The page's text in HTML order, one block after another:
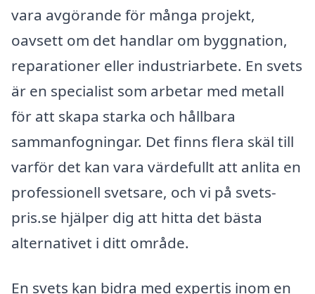
vara avgörande för många projekt,
oavsett om det handlar om byggnation,
reparationer eller industriarbete. En svets
är en specialist som arbetar med metall
för att skapa starka och hållbara
sammanfogningar. Det finns flera skäl till
varför det kan vara värdefullt att anlita en
professionell svetsare, och vi på svets-
pris.se hjälper dig att hitta det bästa
alternativet i ditt område.
En svets kan bidra med expertis inom en